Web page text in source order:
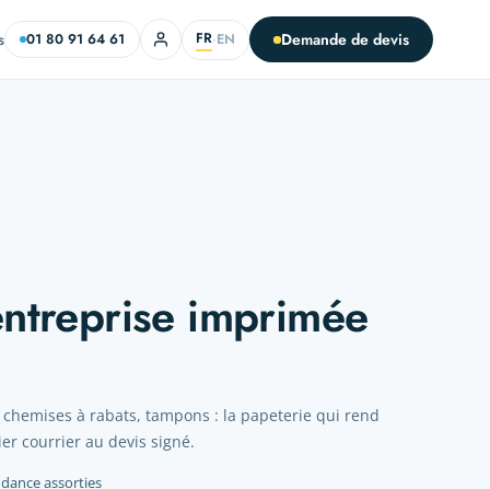
01 80 91 64 61 FR·EN Demande de devis
imprimée
à rabats, tampons : la papeterie qui rend
courrier au devis signé.
assorties